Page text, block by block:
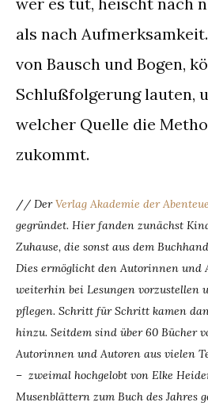
als nach
von Bausch und Bogen,
Schlußfolgerung lauten,
welcher Quelle die
zukommt.
// DerVerlag Akademie der
gegründet. Hier fanden zunächst
Zuhause, die sonst aus dem
Dies ermöglicht den Autorinnen und
weiterhin bei Lesungen vorzustellen
pflegen. Schritt für Schritt kamen
hinzu. Seitdem sind über 60 Bücher
Autorinnen und Autoren aus vielen
– zweimal hochgelobt von Elke
Musenblättern zum Buch des Jahres